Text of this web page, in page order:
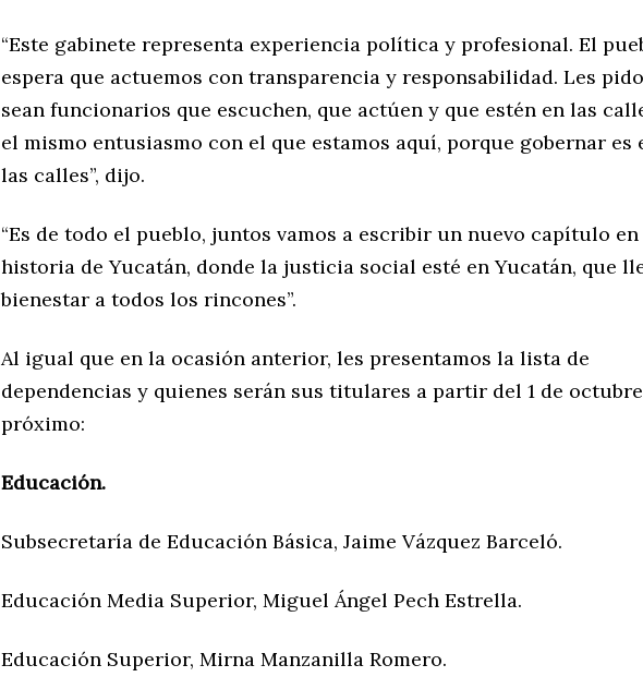
“Este gabinete representa experiencia política y profesional. El
espera que actuemos con transparencia y responsabilidad. Les
sean funcionarios que escuchen, que actúen y que estén en las
el mismo entusiasmo con el que estamos aquí, porque gobernar es
las calles”, dijo.
“Es de todo el pueblo, juntos vamos a escribir un nuevo capítulo
historia de Yucatán, donde la justicia social esté en Yucatán, que
bienestar a todos los rincones”.
Al igual que en la ocasión anterior, les presentamos la lista de
dependencias y quienes serán sus titulares a partir del 1 de octubre
próximo:
Educación.
Subsecretaría de Educación Básica, Jaime Vázquez Barceló.
Educación Media Superior, Miguel Ángel Pech Estrella.
Educación Superior, Mirna Manzanilla Romero.